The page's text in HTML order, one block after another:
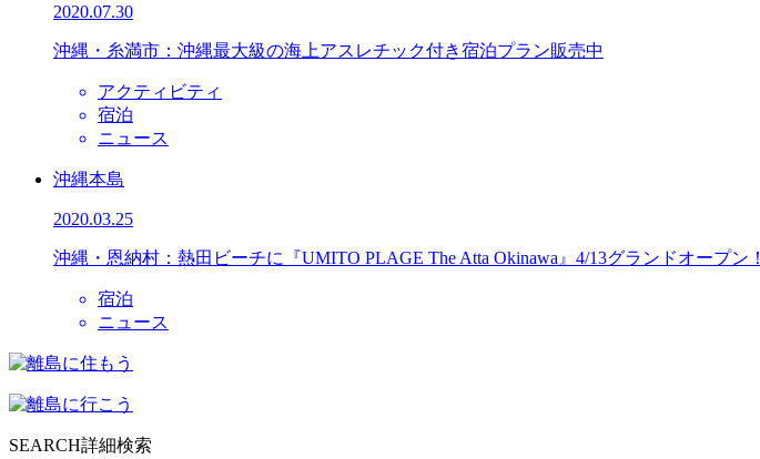
2020.07.30
沖縄・糸満市：沖縄最大級の海上アスレチック付き宿泊プラン販売中
アクティビティ
宿泊
ニュース
沖縄本島
2020.03.25
沖縄・恩納村：熱田ビーチに『UMITO PLAGE The Atta Okinawa』4/13グランドオープン！
宿泊
ニュース
SEARCH詳細検索